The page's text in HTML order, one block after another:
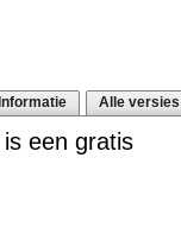
Informatie Alle versies
is een gratis